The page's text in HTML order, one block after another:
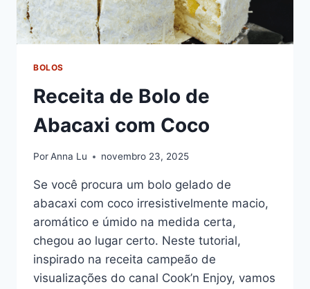
BOLOS
Receita de Bolo de
Abacaxi com Coco
PorAnna Lu novembro 23, 2025
Se você procura um bolo gelado de
abacaxi com coco irresistivelmente macio,
aromático e úmido na medida certa,
chegou ao lugar certo. Neste tutorial,
inspirado na receita campeão de
visualizações do canal Cook’n Enjoy, vamos